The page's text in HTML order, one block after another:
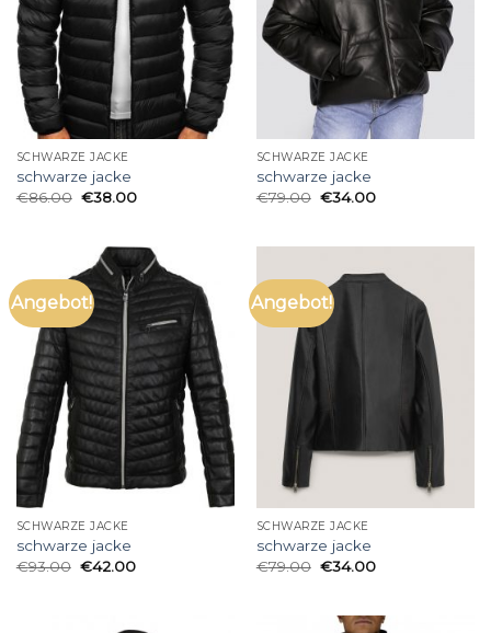
SCHWARZE JACKE
schwarze jacke
€86.00 €38.00
SCHWARZE JACKE
schwarze jacke
€79.00 €34.00
Angebot!
SCHWARZE JACKE
schwarze jacke
€93.00 €42.00
Angebot!
SCHWARZE JACKE
schwarze jacke
€79.00 €34.00